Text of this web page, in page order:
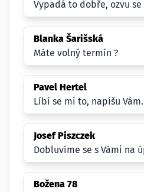
Vypadá to dobře, ozvu se
Blanka Šarišská
Máte volný termín ?
Pavel Hertel
Líbí se mi to, napíšu Vám.
Josef Piszczek
Dobluvíme se s Vámi na
Božena 78